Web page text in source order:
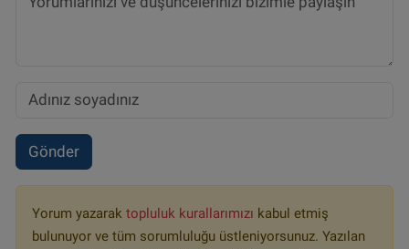
Gönder
Yorum yazarak topluluk kurallarımızı kabul etmiş
bulunuyor ve tüm sorumluluğu üstleniyorsunuz. Yazılan